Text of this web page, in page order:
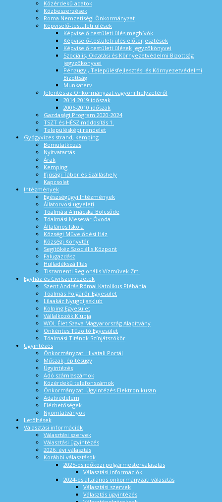
Közérdekű adatok
Közbeszerzések
Roma Nemzetiségi Önkormányzat
Képviselő-testületi ülések
Képviselő-testületi ülés meghívók
Képviselő-testületi ülés előterjesztések
Képviselő-testületi ülések jegyzőkönyvei
Szociális, Oktatási és Környezetvédelmi Bizottság
jegyzőkönyvei
Pénzügyi, Településfejlesztési és Környezetvédelmi
Bizottság
Munkaterv
Jelentés az Önkormányzat vagyoni helyzetéről
2014-2019 időszak
2006-2010 időszak
Gazdasági Program 2020-2024
TSZT és HÉSZ módosítás 1.
Településképi rendelet
Gyógyvizes strand, kemping
Bemutatkozás
Nyitvatartás
Árak
Kemping
Ifjúsági Tábor és Szálláshely
Kapcsolat
Intézmények
Egészségügyi Intézmények
Állatorvosi ügyeleti
Tóalmási Almácska Bölcsőde
Tóalmási Mesevár Óvoda
Általános Iskola
Községi Művelődési Ház
Községi Könyvtár
Segítőkéz Szociális Központ
Falugazdász
Hulladékszállítás
Tiszamenti Regionális Vízművek Zrt.
Egyház és Civilszervezetek
Szent András Római Katolikus Plébánia
Tóalmás Polgárőr Egyesület
Lilaakác Nyugdíjasklub
Kolping Egyesület
Vállalkozók Klubja
WOL Élet Szava Magyarország Alapítvány
Önkéntes Tűzoltó Egyesület
Tóalmási Titánok Színjátszókör
Ügyintézés
Önkormányzati Hivatali Portál
Műszak, építésügy
Ügyintézés
Adó számlaszámok
Közérdekű telefonszámok
Önkormányzati Ügyintézés Elektronikusan
Adatvédelem
Elérhetőségek
Nyomtatványok
Letöltések
Választási információk
Választási szervek
Választási ügyintézés
2026. évi választás
Korábbi választások
2025-ös időközi polgármesterválasztás
Választási információk
2024-es általános önkormányzati választás
Választási szervek
Választás ügyintézés